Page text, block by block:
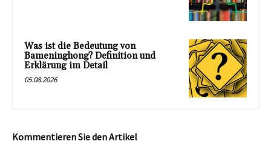
Was ist die Bedeutung von
Bameninghong? Definition und
Erklärung im Detail
05.08.2026
Kommentieren Sie den Artikel